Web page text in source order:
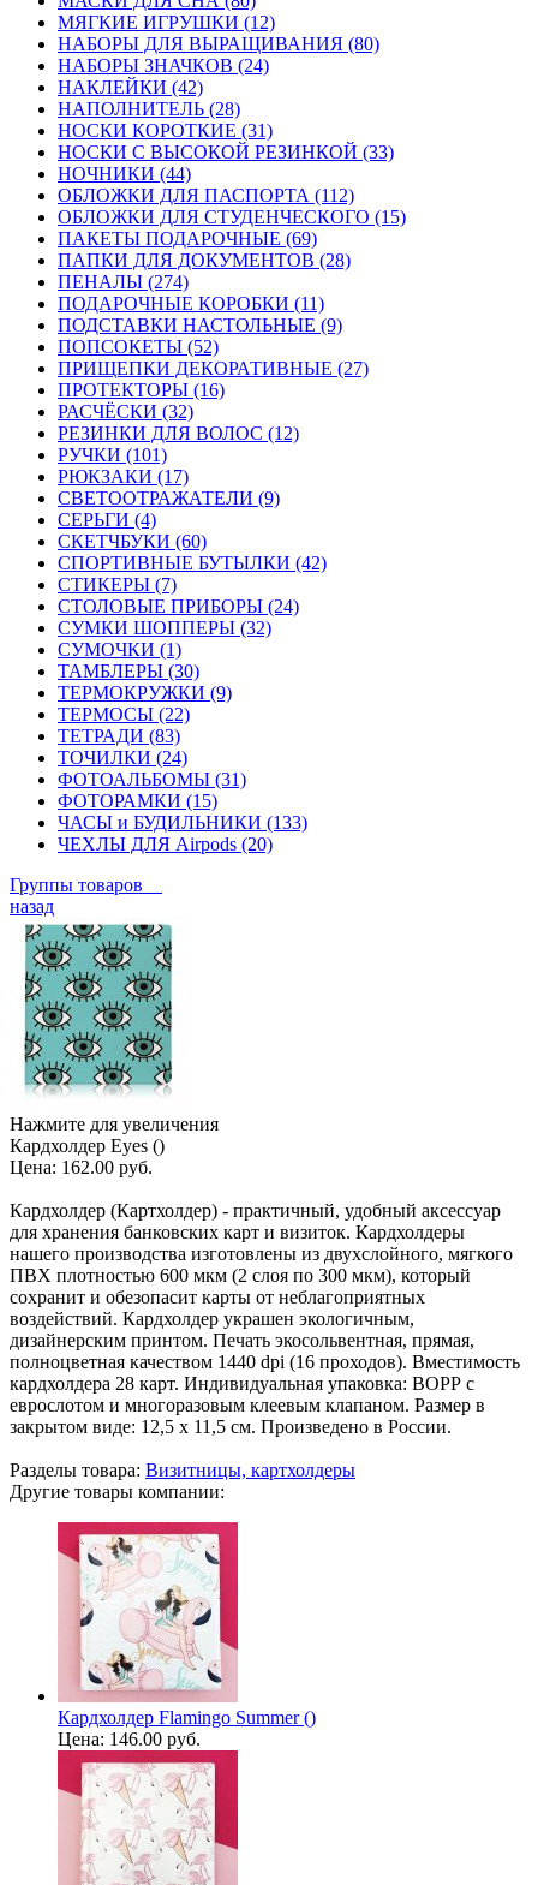
МЯГКИЕ ИГРУШКИ (12)
НАБОРЫ ДЛЯ ВЫРАЩИВАНИЯ (80)
НАБОРЫ ЗНАЧКОВ (24)
НАКЛЕЙКИ (42)
НАПОЛНИТЕЛЬ (28)
НОСКИ КОРОТКИЕ (31)
НОСКИ С ВЫСОКОЙ РЕЗИНКОЙ (33)
НОЧНИКИ (44)
ОБЛОЖКИ ДЛЯ ПАСПОРТА (112)
ОБЛОЖКИ ДЛЯ СТУДЕНЧЕСКОГО (15)
ПАКЕТЫ ПОДАРОЧНЫЕ (69)
ПАПКИ ДЛЯ ДОКУМЕНТОВ (28)
ПЕНАЛЫ (274)
ПОДАРОЧНЫЕ КОРОБКИ (11)
ПОДСТАВКИ НАСТОЛЬНЫЕ (9)
ПОПСОКЕТЫ (52)
ПРИЩЕПКИ ДЕКОРАТИВНЫЕ (27)
ПРОТЕКТОРЫ (16)
РАСЧЁСКИ (32)
РЕЗИНКИ ДЛЯ ВОЛОС (12)
РУЧКИ (101)
РЮКЗАКИ (17)
СВЕТООТРАЖАТЕЛИ (9)
СЕРЬГИ (4)
СКЕТЧБУКИ (60)
СПОРТИВНЫЕ БУТЫЛКИ (42)
СТИКЕРЫ (7)
СТОЛОВЫЕ ПРИБОРЫ (24)
СУМКИ ШОППЕРЫ (32)
СУМОЧКИ (1)
ТАМБЛЕРЫ (30)
ТЕРМОКРУЖКИ (9)
ТЕРМОСЫ (22)
ТЕТРАДИ (83)
ТОЧИЛКИ (24)
ФОТОАЛЬБОМЫ (31)
ФОТОРАМКИ (15)
ЧАСЫ и БУДИЛЬНИКИ (133)
ЧЕХЛЫ ДЛЯ Airpods (20)
Группы товаров
назад
Нажмите для увеличения
Кардхолдер Eyes ()
Цена: 162.00 руб.
Кардхолдер (Картхолдер) - практичный, удобный аксессуар
для хранения банковских карт и визиток. Кардхолдеры
нашего производства изготовлены из двухслойного, мягкого
ПВХ плотностью 600 мкм (2 слоя по 300 мкм), который
сохранит и обезопасит карты от неблагоприятных
воздействий. Кардхолдер украшен экологичным,
дизайнерским принтом. Печать экосольвентная, прямая,
полноцветная качеством 1440 dpi (16 проходов). Вместимость
кардхолдера 28 карт. Индивидуальная упаковка: ВОРР с
еврослотом и многоразовым клеевым клапаном. Размер в
закрытом виде: 12,5 х 11,5 см. Произведено в России.
Разделы товара: Визитницы, картхолдеры
Другие товары компании:
Кардхолдер Flamingo Summer ()
Цена: 146.00 руб.